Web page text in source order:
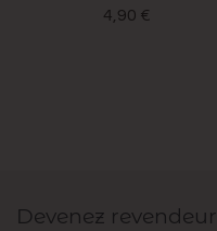
4,90 €
Devenez revendeur